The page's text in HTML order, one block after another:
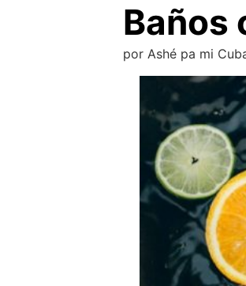
Baños
por Ashé pa mi